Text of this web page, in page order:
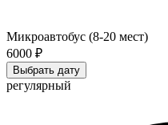
Микроавтобус (8-20 мест)
6000 ₽
Выбрать дату
регулярный